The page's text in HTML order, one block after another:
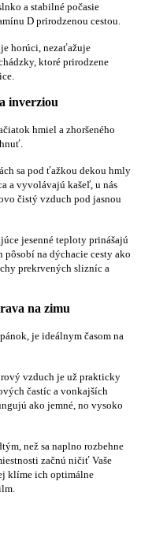
a stabilné počasie
D prirodzenou cestou.
horúci, nezaťažuje
ktoré prirodzene
inverziou
hmiel a zhoršeného
sa pod ťažkou dekou hmly
a vyvolávajú kašeľ, u nás
čistý vzduch pod jasnou
jesenné teploty prinášajú
na dýchacie cesty ako
prekrvených slizníc a
na zimu
je ideálnym časom na
vzduch je už prakticky
častíc a vonkajších
ako jemné, no vysoko
než sa naplno rozbehne
začnú ničiť Vaše
klíme ich optimálne